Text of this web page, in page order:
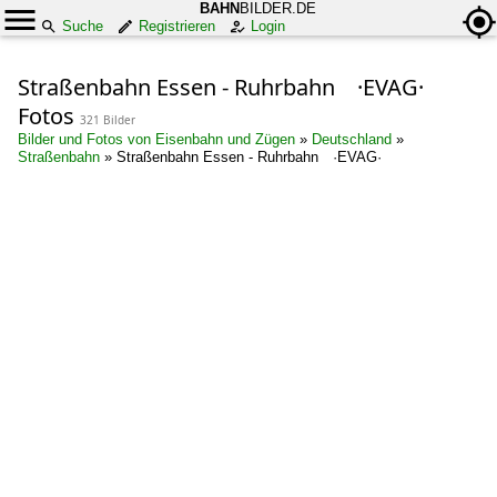
BAHN BILDER.DE
Suche
Registrieren Login
Straßenbahn Essen - Ruhrbahn ·EVAG·
Fotos 321 Bilder
Bilder und Fotos von Eisenbahn und Zügen » Deutschland »
Straßenbahn » Straßenbahn Essen - Ruhrbahn ·EVAG·